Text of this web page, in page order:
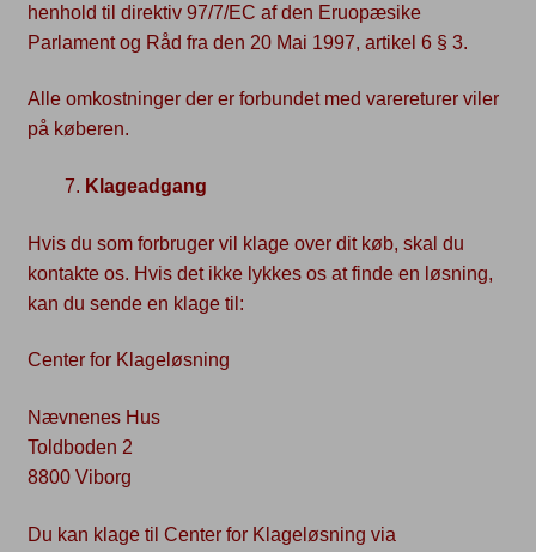
henhold til direktiv 97/7/EC af den Eruopæsike
Parlament og Råd fra den 20 Mai 1997, artikel 6 § 3.
Alle omkostninger der er forbundet med varereturer viler
på køberen.
Klageadgang
Hvis du som forbruger vil klage over dit køb, skal du
kontakte os. Hvis det ikke lykkes os at finde en løsning,
kan du sende en klage til:
Center for Klageløsning
Nævnenes Hus
Toldboden 2
8800 Viborg
Du kan klage til Center for Klageløsning via